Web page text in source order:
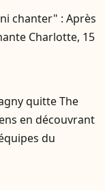
chanter" : Après
Charlotte, 15
quitte The
en découvrant
du